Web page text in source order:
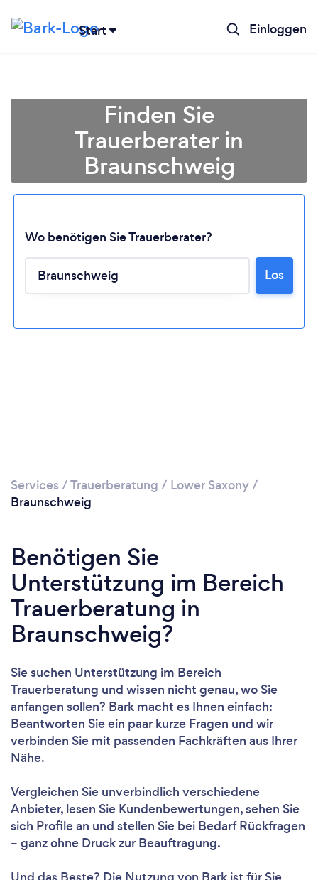
Start Einloggen
Lädt ...
Finden Sie
Trauerberater in
Braunschweig
Wo benötigen Sie Trauerberater?
Los
Services /Trauerberatung / Lower Saxony/
Braunschweig
Benötigen Sie
Unterstützung im Bereich
Trauerberatung in
Braunschweig?
Sie suchen Unterstützung im Bereich
Trauerberatung und wissen nicht genau, wo Sie
anfangen sollen? Bark macht es Ihnen einfach:
Beantworten Sie ein paar kurze Fragen und wir
verbinden Sie mit passenden Fachkräften aus Ihrer
Nähe.
Vergleichen Sie unverbindlich verschiedene
Anbieter, lesen Sie Kundenbewertungen, sehen Sie
sich Profile an und stellen Sie bei Bedarf Rückfragen
– ganz ohne Druck zur Beauftragung.